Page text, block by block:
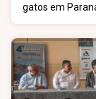
gatos em